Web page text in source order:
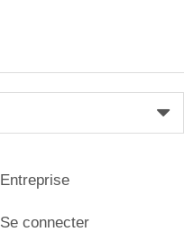
Entreprise
Se connecter